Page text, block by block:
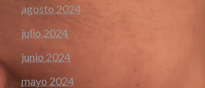
agosto 2024
julio 2024
junio 2024
mayo 2024